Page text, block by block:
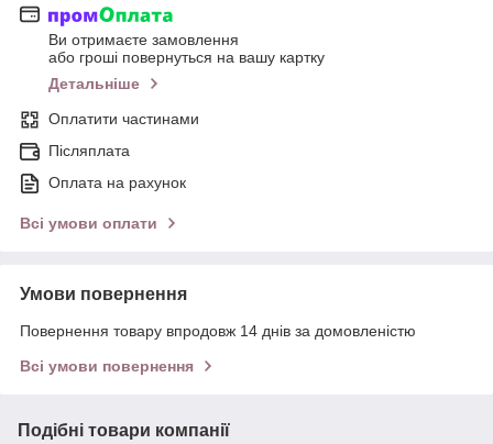
Ви отримаєте замовлення
або гроші повернуться на вашу картку
Детальніше
Оплатити частинами
Післяплата
Оплата на рахунок
Всі умови оплати
Умови повернення
Повернення товару впродовж 14 днів за домовленістю
Всі умови повернення
Подібні товари компанії